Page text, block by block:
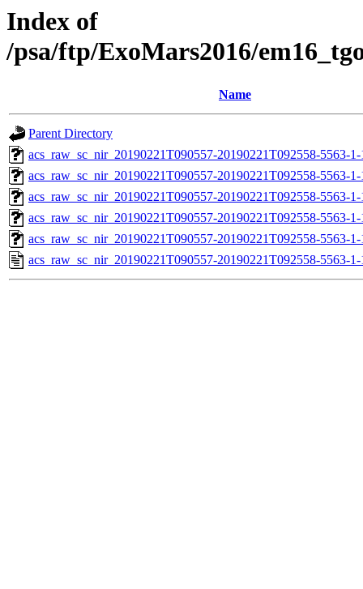
Index of
/psa/ftp/ExoMars2016/
Name
Parent Directory
acs_raw_sc_nir_20190221T090557-20190221T092558-5563-
acs_raw_sc_nir_20190221T090557-20190221T092558-5563-
acs_raw_sc_nir_20190221T090557-20190221T092558-5563-
acs_raw_sc_nir_20190221T090557-20190221T092558-5563-
acs_raw_sc_nir_20190221T090557-20190221T092558-5563-
acs_raw_sc_nir_20190221T090557-20190221T092558-5563-